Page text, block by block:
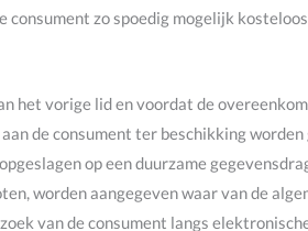
consument zo spoedig mogelijk
het vorige lid en voordat de
de consument ter beschikking worden
op een duurzame
worden aangegeven waar van de
van de consument langs